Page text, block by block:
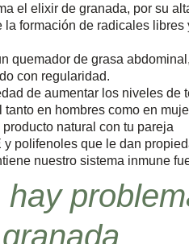
el elixir de granada, por su
formación de radicales libres
quemador de grasa
con regularidad.
de aumentar los niveles de
en hombres como en
natural con tu pareja
polifenoles que le dan
nuestro sistema inmune